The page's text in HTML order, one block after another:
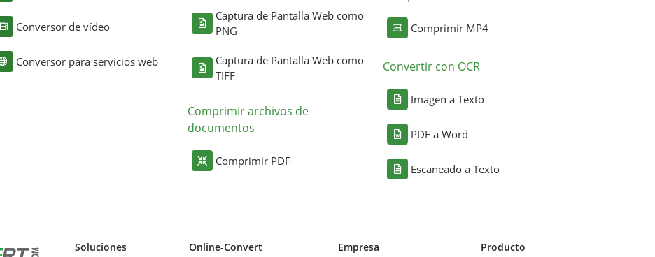
Conversor de vídeo
Conversor para servicios web
Captura de Pantalla Web como
PNG
Captura de Pantalla Web como
TIFF
Comprimir archivos de
documentos
Comprimir PDF
Comprimir MP4
Convertir con OCR
Imagen a Texto
PDF a Word
Escaneado a Texto
Soluciones Online-Convert Empresa Producto